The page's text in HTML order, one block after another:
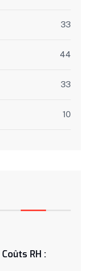
33
44
33
10
RH :